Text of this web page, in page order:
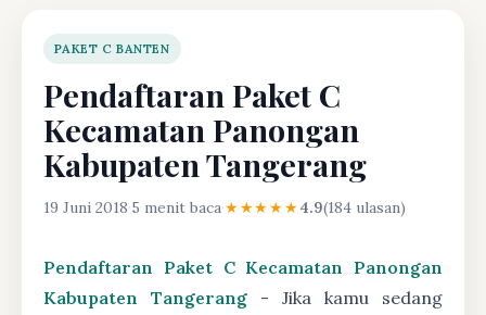
PAKET C BANTEN
Pendaftaran Paket C
Kecamatan Panongan
Kabupaten Tangerang
19 Juni 2018·5 menit baca·★★★★★4.9(184 ulasan)
Pendaftaran Paket C Kecamatan Panongan
Kabupaten Tangerang - Jika kamu sedang